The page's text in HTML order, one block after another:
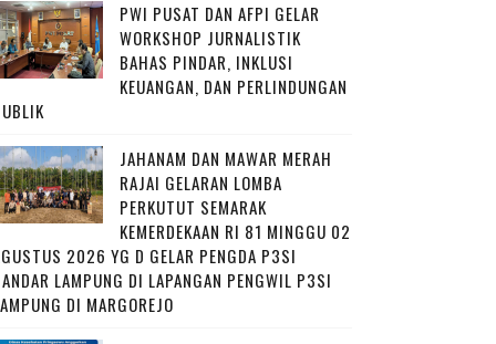
PWI PUSAT DAN AFPI GELAR
WORKSHOP JURNALISTIK
BAHAS PINDAR, INKLUSI
KEUANGAN, DAN PERLINDUNGAN
JAHANAM DAN MAWAR MERAH
RAJAI GELARAN LOMBA
PERKUTUT SEMARAK
KEMERDEKAAN RI 81 MINGGU 02
2026 YG D GELAR PENGDA P3SI
LAMPUNG DI LAPANGAN PENGWIL P3SI
DI MARGOREJO